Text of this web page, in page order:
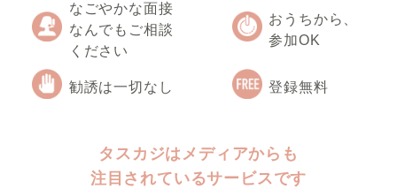
なごやかな面接
なんでもご相談
ください
おうちから、
参加OK
勧誘は一切なし 登録無料
タスカジはメディアからも
注目されているサービスです